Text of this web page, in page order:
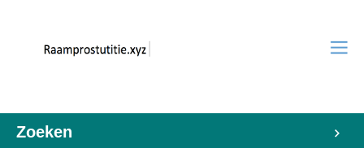
Zoeken